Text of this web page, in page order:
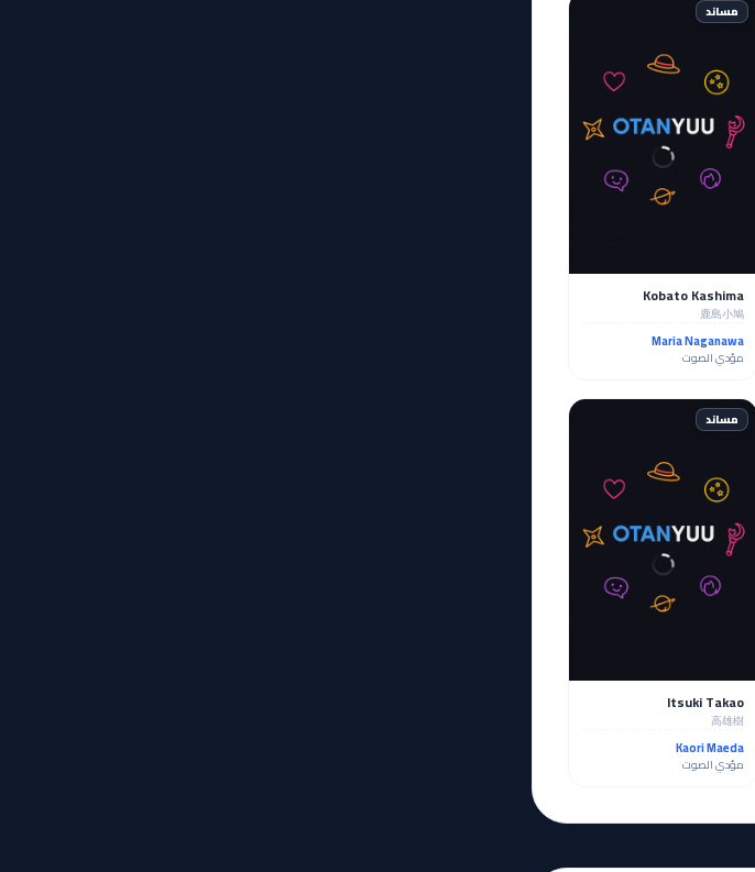
مساند
Kobato Kashima
鹿島小鳩
Maria Naganawa
مؤدي الصوت
مساند
Itsuki Takao
高雄樹
Kaori Maeda
مؤدي الصوت